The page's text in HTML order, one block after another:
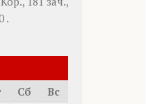
.
Сб
Вс